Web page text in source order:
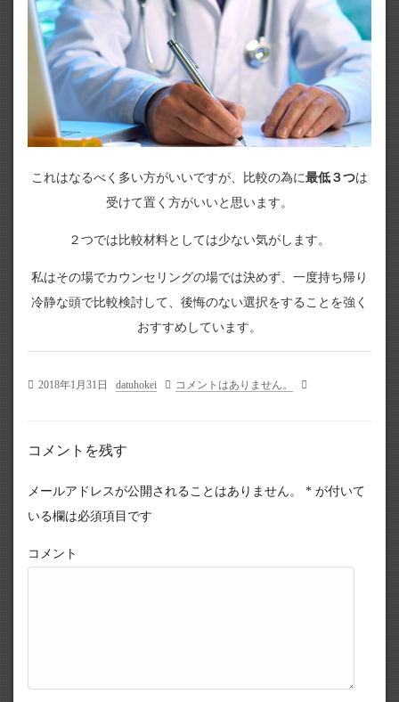
これはなるべく多い方がいいですが、比較の為に最低３つは
受けて置く方がいいと思います。
２つでは比較材料としては少ない気がします。
私はその場でカウンセリングの場では決めず、一度持ち帰り
冷静な頭で比較検討して、後悔のない選択をすることを強く
おすすめしています。
2018年1月31日 datuhokei コメントはありません。
コメントを残す
メールアドレスが公開されることはありません。 * が付いて
いる欄は必須項目です
コメント